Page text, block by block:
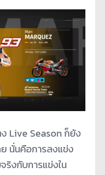
Live Season ก็ยัง
นั่นคือการลงแข่ง
ริงกับการแข่งใน